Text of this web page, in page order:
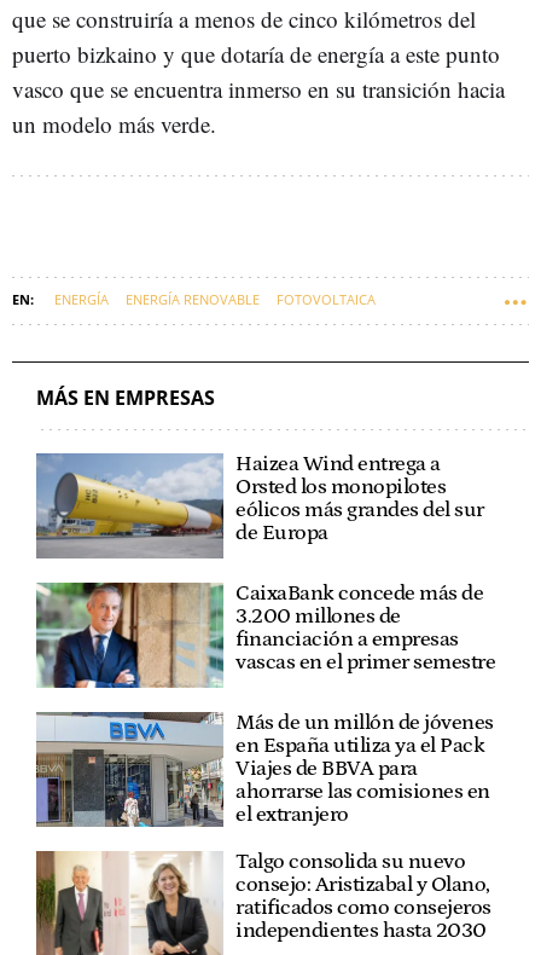
que se construiría a menos de cinco kilómetros del
puerto bizkaino y que dotaría de energía a este punto
vasco que se encuentra inmerso en su transición hacia
un modelo más verde.
ENERGÍA ENERGÍA RENOVABLE FOTOVOLTAICA
MÁS EN EMPRESAS
Haizea Wind entrega a
Orsted los monopilotes
eólicos más grandes del sur
de Europa
CaixaBank concede más de
3.200 millones de
financiación a empresas
vascas en el primer semestre
Más de un millón de jóvenes
en España utiliza ya el Pack
Viajes de BBVA para
ahorrarse las comisiones en
el extranjero
Talgo consolida su nuevo
consejo: Aristizabal y Olano,
ratificados como consejeros
independientes hasta 2030